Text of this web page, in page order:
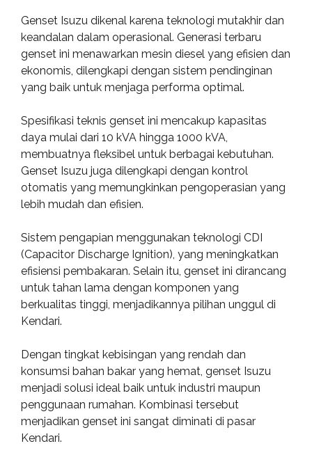
Genset Isuzu dikenal karena teknologi mutakhir dan
keandalan dalam operasional. Generasi terbaru
genset ini menawarkan mesin diesel yang efisien dan
ekonomis, dilengkapi dengan sistem pendinginan
yang baik untuk menjaga performa optimal.
Spesifikasi teknis genset ini mencakup kapasitas
daya mulai dari 10 kVA hingga 1000 kVA,
membuatnya fleksibel untuk berbagai kebutuhan.
Genset Isuzu juga dilengkapi dengan kontrol
otomatis yang memungkinkan pengoperasian yang
lebih mudah dan efisien.
Sistem pengapian menggunakan teknologi CDI
(Capacitor Discharge Ignition), yang meningkatkan
efisiensi pembakaran. Selain itu, genset ini dirancang
untuk tahan lama dengan komponen yang
berkualitas tinggi, menjadikannya pilihan unggul di
Kendari.
Dengan tingkat kebisingan yang rendah dan
konsumsi bahan bakar yang hemat, genset Isuzu
menjadi solusi ideal baik untuk industri maupun
penggunaan rumahan. Kombinasi tersebut
menjadikan genset ini sangat diminati di pasar
Kendari.